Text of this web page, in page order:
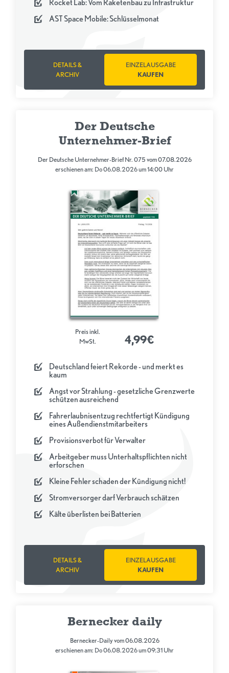
Rocket Lab: Vom Raketenbau zu Infrastruktur
AST Space Mobile: Schlüsselmonat
DETAILS &
ARCHIV
EINZELAUSGABE
KAUFEN
Der Deutsche
Unternehmer-Brief
Der Deutsche Unternehmer-Brief Nr. 075 vom 07.08.2026
erschienen am: Do 06.08.2026 um 14:00 Uhr
Deutschland feiert Rekorde - und merkt es
kaum
Angst vor Strahlung - gesetzliche Grenzwerte
schützen ausreichend
Fahrerlaubnisentzug rechtfertigt Kündigung
eines Außendienstmitarbeiters
Provisionsverbot für Verwalter
Arbeitgeber muss Unterhaltspflichten nicht
erforschen
Kleine Fehler schaden der Kündigung nicht!
Stromversorger darf Verbrauch schätzen
Kälte überlisten bei Batterien
Preis inkl.
MwSt.
4,99€
DETAILS &
ARCHIV
EINZELAUSGABE
KAUFEN
Bernecker daily
Bernecker-Daily vom 06.08.2026
erschienen am: Do 06.08.2026 um 09:31 Uhr